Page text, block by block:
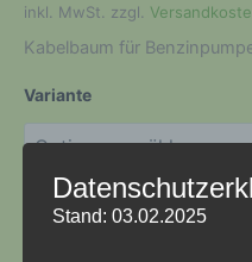
inkl. MwSt. zzgl.
Kabelbaum für
Variante
Stand: 03.02.2025